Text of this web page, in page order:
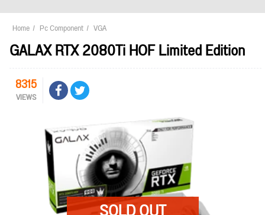
Home Pc Component VGA
GALAX RTX 2080Ti HOF Limited Edition
8315
VIEWS